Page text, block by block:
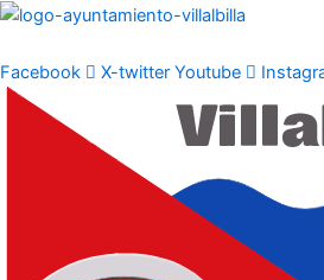
Ir
contenido
Facebook X-twitter Youtube